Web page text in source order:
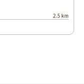
2.5 km